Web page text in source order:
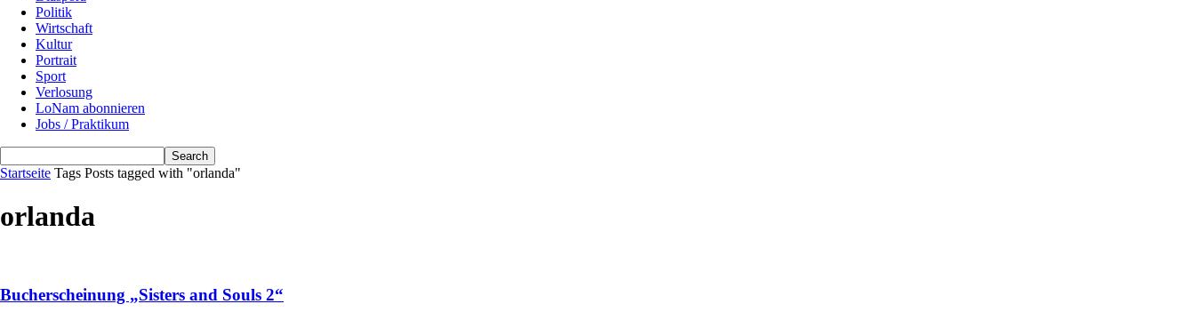
Politik
Wirtschaft
Kultur
Portrait
Sport
Verlosung
LoNam abonnieren
Jobs / Praktikum
Startseite Tags Posts tagged with "orlanda"
orlanda
Bucherscheinung „Sisters and Souls 2“